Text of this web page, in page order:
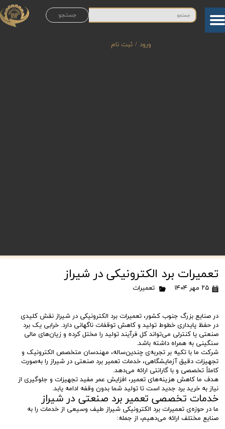
جستجو
ورود / ثبت نام
حساب کاربری من
تعمیرات برد الکترونیکی در شیراز
۲۵ مهر ۱۴۰۴ تعمیرات
در صنایع بزرگ جنوب کشور، تعمیرات برد الکترونیکی در شیراز نقش کلیدی
در حفظ پایداری خطوط تولید و کاهش توقفات ناگهانی دارد. خرابی یک برد
صنعتی یا کنترلی می‌تواند کل فرآیند تولید را مختل کرده و زیان‌های مالی
سنگینی به همراه داشته باشد.
شرکت ما با تکیه بر تجربه‌ی چندین‌ساله، مهندسان متخصص الکترونیک و
تجهیزات دقیق آزمایشگاهی، خدمات تعمیر برد صنعتی در شیراز را به‌صورت
کاملاً تخصصی و با گارانتی ارائه می‌دهد.
هدف ما کاهش هزینه‌های تعمیر، افزایش عمر مفید تجهیزات و جلوگیری از
نیاز به خرید برد جدید است تا تولید شما بدون وقفه ادامه یابد.
خدمات تخصصی تعمیر برد صنعتی در شیراز
ما در حوزه‌ی تعمیرات برد الکترونیکی شیراز طیف وسیعی از خدمات را به
صنایع مختلف ارائه می‌دهیم، از جمله: